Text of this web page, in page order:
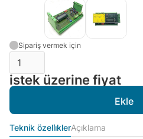
Sipariş vermek için
istek üzerine fiyat
Teknik özelli̇klerAçıklama